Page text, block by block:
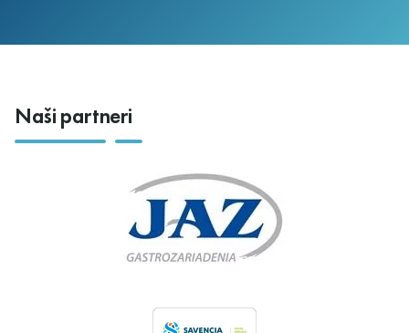
Naši partneri